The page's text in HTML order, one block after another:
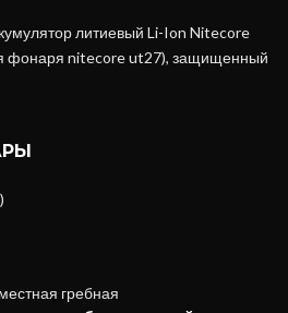
литиевый Li-Ion Nitecore
фонаря nitecore ut27), защищенный